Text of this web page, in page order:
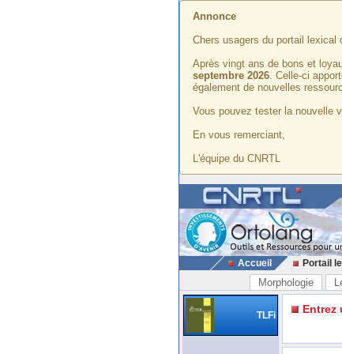
Annonce
Chers usagers du portail lexical
Après vingt ans de bons et
septembre 2026. Celle-ci
également de nouvelles
Vous pouvez tester la nouvelle
En vous remerciant,
L'équipe du CNRTL
Accueil Portail
Morphologie
TLFi Entrez